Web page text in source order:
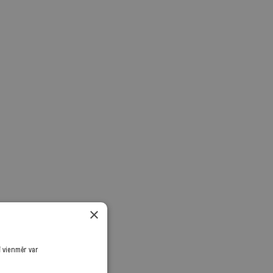
×
var